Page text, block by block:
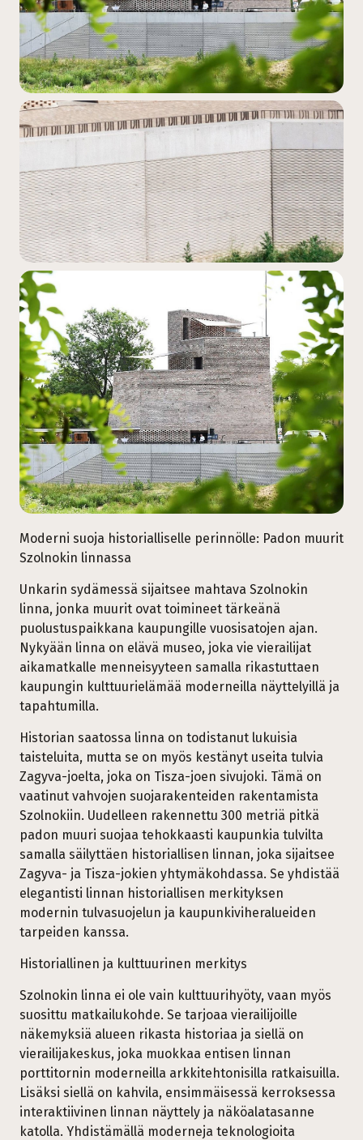
Moderni suoja historialliselle perinnölle: Padon muurit
Szolnokin linnassa
Unkarin sydämessä sijaitsee mahtava Szolnokin
linna, jonka muurit ovat toimineet tärkeänä
puolustuspaikkana kaupungille vuosisatojen ajan.
Nykyään linna on elävä museo, joka vie vierailijat
aikamatkalle menneisyyteen samalla rikastuttaen
kaupungin kulttuurielämää moderneilla näyttelyillä ja
tapahtumilla.
Historian saatossa linna on todistanut lukuisia
taisteluita, mutta se on myös kestänyt useita tulvia
Zagyva-joelta, joka on Tisza-joen sivujoki. Tämä on
vaatinut vahvojen suojarakenteiden rakentamista
Szolnokiin. Uudelleen rakennettu 300 metriä pitkä
padon muuri suojaa tehokkaasti kaupunkia tulvilta
samalla säilyttäen historiallisen linnan, joka sijaitsee
Zagyva- ja Tisza-jokien yhtymäkohdassa. Se yhdistää
elegantisti linnan historiallisen merkityksen
modernin tulvasuojelun ja kaupunkiviheralueiden
tarpeiden kanssa.
Historiallinen ja kulttuurinen merkitys
Szolnokin linna ei ole vain kulttuurihyöty, vaan myös
suosittu matkailukohde. Se tarjoaa vierailijoille
näkemyksiä alueen rikasta historiaa ja siellä on
vierailijakeskus, joka muokkaa entisen linnan
porttitornin moderneilla arkkitehtonisilla ratkaisuilla.
Lisäksi siellä on kahvila, ensimmäisessä kerroksessa
interaktiivinen linnan näyttely ja näköalatasanne
katolla. Yhdistämällä moderneja teknologioita